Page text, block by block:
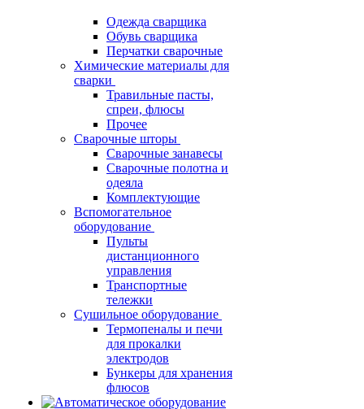
Одежда сварщика
Обувь сварщика
Перчатки сварочные
Химические материалы для
сварки
Травильные пасты,
спреи, флюсы
Прочее
Сварочные шторы
Сварочные занавесы
Сварочные полотна и
одеяла
Комплектующие
Вспомогательное
оборудование
Пульты
дистанционного
управления
Транспортные
тележки
Сушильное оборудование
Термопеналы и печи
для прокалки
электродов
Бункеры для хранения
флюсов